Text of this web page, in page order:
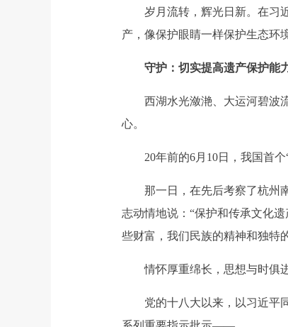
岁月流转，辉光日新。在习近
产，像保护眼睛一样保护生态环
守护：切实提高遗产保护能
西湖水光潋滟、大运河碧波流
心。
20年前的6月10日，我国首个“
那一日，在先后考察了杭州南
志动情地说：“保护和传承文化
些财富，我们民族的精神和独特
情怀厚重绵长，思想与时俱进
党的十八大以来，以习近平同